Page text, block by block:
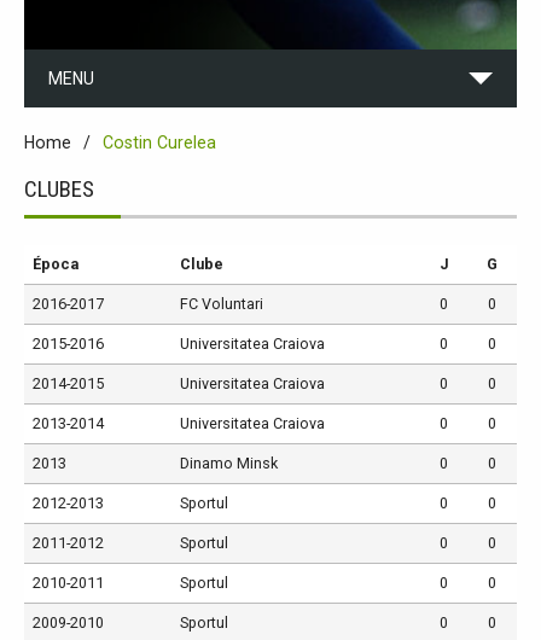
MENU
Home Costin Curelea
CLUBES
Época Clube J G
2016-2017 FC Voluntari 0 0
2015-2016 Universitatea Craiova 0 0
2014-2015 Universitatea Craiova 0 0
2013-2014 Universitatea Craiova 0 0
2013 Dinamo Minsk 0 0
2012-2013 Sportul 0 0
2011-2012 Sportul 0 0
2010-2011 Sportul 0 0
2009-2010 Sportul 0 0